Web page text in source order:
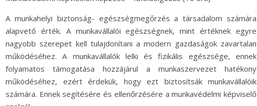
A munkahelyi biztonság- egészségmegőrzés a társadalom számára
alapvető érték. A munkavállalói egészségnek, mint értéknek egyre
nagyobb szerepet kell tulajdonítani a modern gazdaságok zavartalan
működéséhez. A munkavállalók lelki és fizikális egészsége, ennek
folyamatos támogatása hozzájárul a munkaszervezet hatékony
működéséhez, ezért érdekük, hogy ezt biztosítsák munkavállalóik
számára. Ennek segítésére és ellenőrzésére a munkavédelmi képviselő